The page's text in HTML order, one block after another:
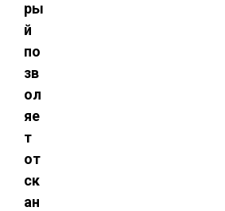
ры
й
по
зв
ол
яе
т
от
ск
ан